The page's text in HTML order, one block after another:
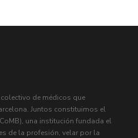
de médicos que
Juntos constituimos el
una institución fundada el
de la profesión, velar por la